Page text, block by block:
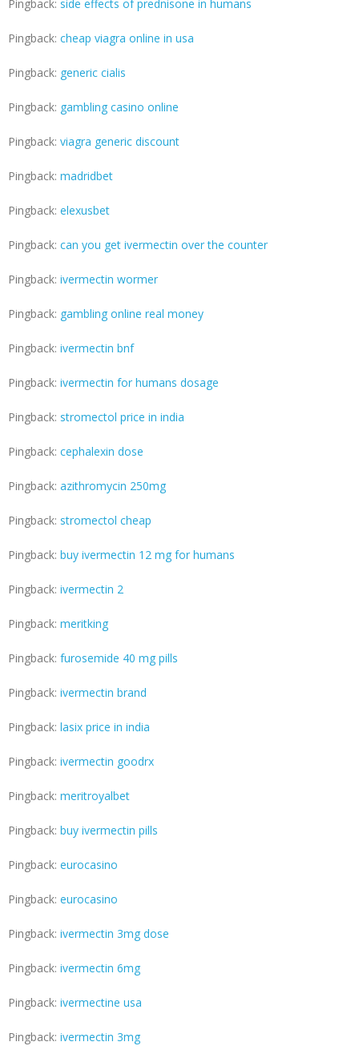
Pingback: side effects of prednisone in humans
Pingback: cheap viagra online in usa
Pingback: generic cialis
Pingback: gambling casino online
Pingback: viagra generic discount
Pingback: madridbet
Pingback: elexusbet
Pingback: can you get ivermectin over the counter
Pingback: ivermectin wormer
Pingback: gambling online real money
Pingback: ivermectin bnf
Pingback: ivermectin for humans dosage
Pingback: stromectol price in india
Pingback: cephalexin dose
Pingback: azithromycin 250mg
Pingback: stromectol cheap
Pingback: buy ivermectin 12 mg for humans
Pingback: ivermectin 2
Pingback: meritking
Pingback: furosemide 40 mg pills
Pingback: ivermectin brand
Pingback: lasix price in india
Pingback: ivermectin goodrx
Pingback: meritroyalbet
Pingback: buy ivermectin pills
Pingback: eurocasino
Pingback: eurocasino
Pingback: ivermectin 3mg dose
Pingback: ivermectin 6mg
Pingback: ivermectine usa
Pingback: ivermectin 3mg